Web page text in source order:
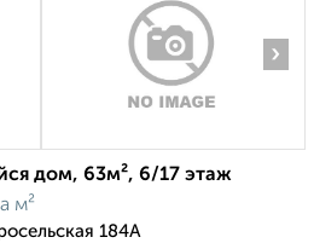
›
дом, 63м², 6/17 этаж
м²
184А